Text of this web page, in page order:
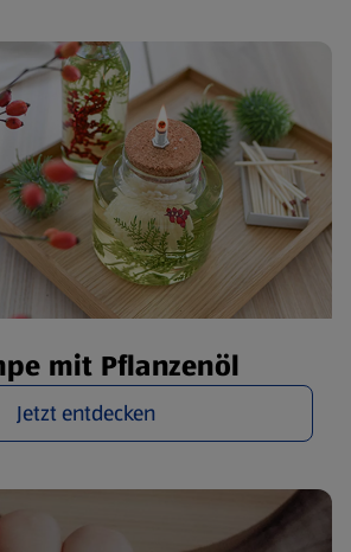
mit Pflanzenöl
Jetzt entdecken